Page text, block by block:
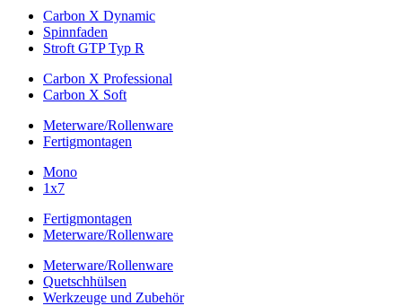
Carbon X Dynamic
Spinnfaden
Stroft GTP Typ R
Carbon X Professional
Carbon X Soft
Meterware/Rollenware
Fertigmontagen
Mono
1x7
Fertigmontagen
Meterware/Rollenware
Meterware/Rollenware
Quetschhülsen
Werkzeuge und Zubehör